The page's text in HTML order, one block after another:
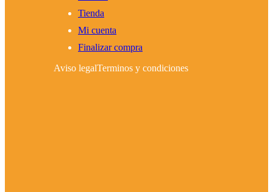
Tienda
Mi cuenta
Finalizar compra
Aviso legalTerminos y condiciones